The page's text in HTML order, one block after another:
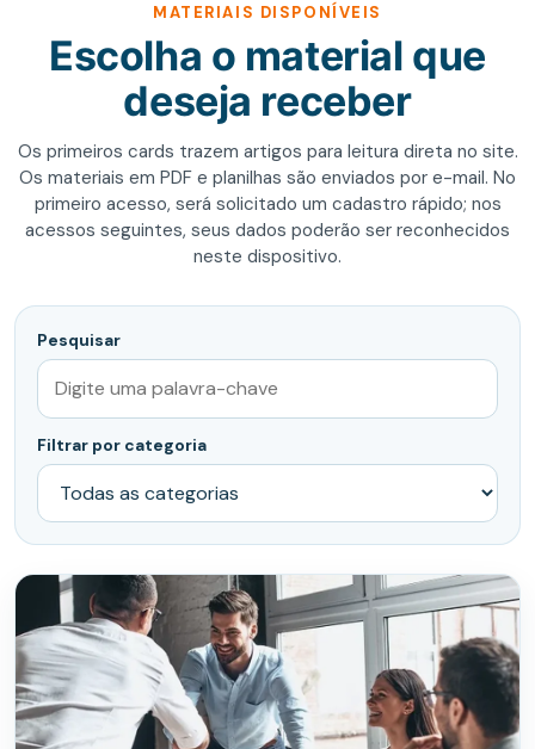
MATERIAIS DISPONÍVEIS
Escolha o material que
deseja receber
Os primeiros cards trazem artigos para leitura direta no site.
Os materiais em PDF e planilhas são enviados por e-mail. No
primeiro acesso, será solicitado um cadastro rápido; nos
acessos seguintes, seus dados poderão ser reconhecidos
neste dispositivo.
Pesquisar
Filtrar por categoria